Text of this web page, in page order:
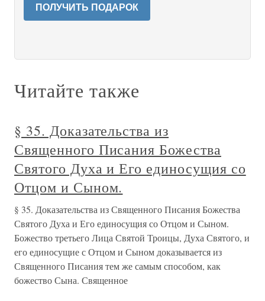
ПОЛУЧИТЬ ПОДАРОК
Читайте также
§ 35. Доказательства из
Священного Писания Божества
Святого Духа и Его единосущия со
Отцом и Сыном.
§ 35. Доказательства из Священного Писания Божества
Святого Духа и Его единосущия со Отцом и Сыном.
Божество третьего Лица Святой Троицы, Духа Святого, и
его единосущие с Отцом и Сыном доказывается из
Священного Писания тем же самым способом, как
божество Сына. Священное